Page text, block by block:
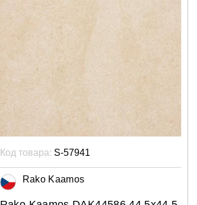
Код товара: S-57941
Rako Kaamos